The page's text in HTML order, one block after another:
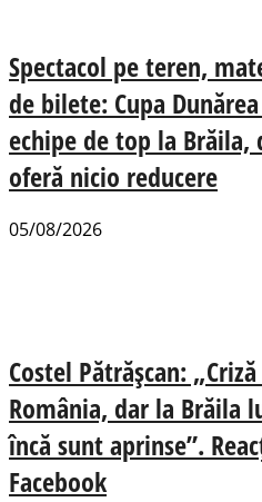
Spectacol pe teren,
de bilete: Cupa
echipe de top la
oferă nicio reducere
05/08/2026
Costel Pătrășcan:
România, dar la Brăila
încă sunt aprinse”.
Facebook